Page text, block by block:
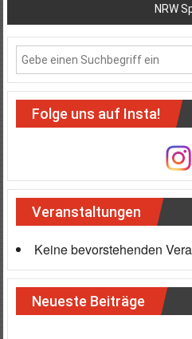
NRW
Folge uns auf Insta!
Veranstaltungen
Keine bevorstehenden
Neueste Beiträge